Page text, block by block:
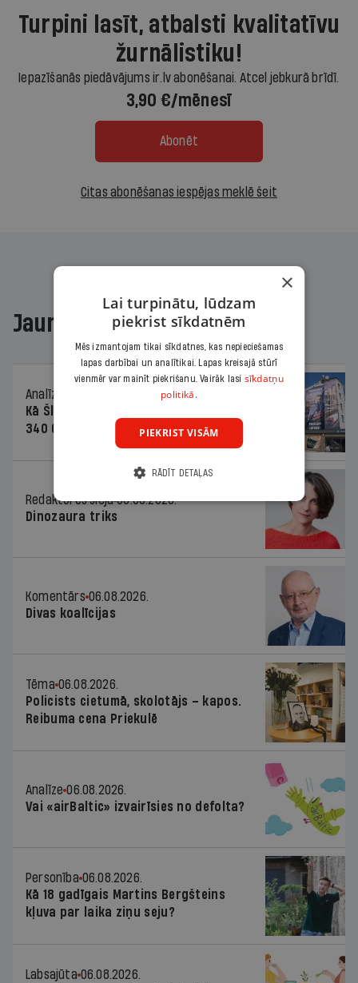
Turpini lasīt, atbalsti kvalitatīvu
žurnālistiku!
Iepazīšanās piedāvājums ir.lv abonēšanai. Atcel jebkurā brīdī.
3,90 €/mēnesī
Abonēt
Citas abonēšanas iespējas meklē šeit
Jaunākajā žurnālā
Analīze
Kā Šlesera partija palika nesodīta par
340 000 vērtu reklāmas kampaņu
Redaktores sleja 06.08.2026.
Dinozaura triks
Komentārs 06.08.2026.
Divas koalīcijas
Tēma 06.08.2026.
Policists cietumā, skolotājs – kapos.
Reibuma cena Priekulē
Analīze 06.08.2026.
Vai «airBaltic» izvairīsies no defolta?
Personība 06.08.2026.
Kā 18 gadīgais Martins Bergšteins
kļuva par laika ziņu seju?
Labsajūta 06.08.2026.
×
Lai turpinātu, lūdzam
piekrist sīkdatnēm
Mēs izmantojam tikai sīkdatnes, kas nepieciešamas
lapas darbībai un analītikai. Lapas kreisajā stūrī
vienmēr var mainīt piekrišanu. Vairāk lasi sīkdatņu
politikā.
PIEKRIST VISĀM
RĀDĪT DETAĻAS